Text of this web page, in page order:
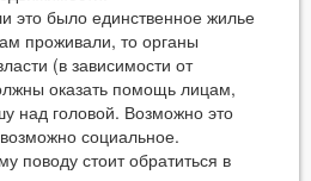
это было единственное жилье
проживали, то органы
(в зависимости от
оказать помощь лицам,
над головой. Возможно это
социальное.
поводу стоит обратиться в